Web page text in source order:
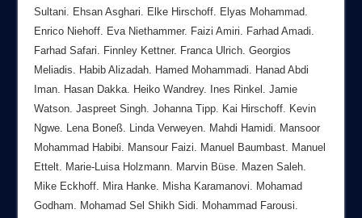
Sultani. Ehsan Asghari. Elke Hirschoff. Elyas Mohammad.
Enrico Niehoff. Eva Niethammer. Faizi Amiri. Farhad Amadi.
Farhad Safari. Finnley Kettner. Franca Ulrich. Georgios
Meliadis. Habib Alizadah. Hamed Mohammadi. Hanad Abdi
Iman. Hasan Dakka. Heiko Wandrey. Ines Rinkel. Jamie
Watson. Jaspreet Singh. Johanna Tipp. Kai Hirschoff. Kevin
Ngwe. Lena Boneß. Linda Verweyen. Mahdi Hamidi. Mansoor
Mohammad Habibi. Mansour Faizi. Manuel Baumbast. Manuel
Ettelt. Marie-Luisa Holzmann. Marvin Büse. Mazen Saleh.
Mike Eckhoff. Mira Hanke. Misha Karamanovi. Mohamad
Godham. Mohamad Sel Shikh Sidi. Mohammad Farousi.